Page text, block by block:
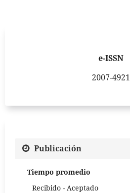
e-ISSN
2007-4921
Publicación
Tiempo promedio
Recibido - Aceptado